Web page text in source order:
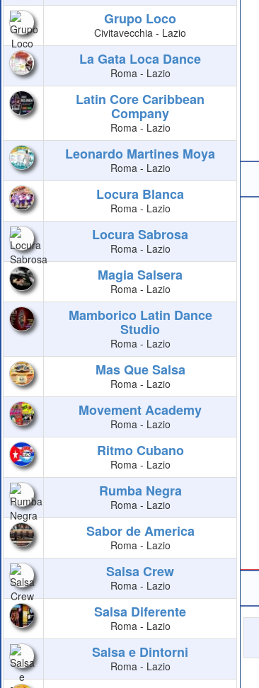
Grupo Loco
Civitavecchia - Lazio
La Gata Loca Dance
Roma - Lazio
Latin Core Caribbean
Company
Roma - Lazio
Leonardo Martines Moya
Roma - Lazio
Locura Blanca
Roma - Lazio
Locura Sabrosa
Roma - Lazio
Magia Salsera
Roma - Lazio
Mamborico Latin Dance
Studio
Roma - Lazio
Mas Que Salsa
Roma - Lazio
Movement Academy
Roma - Lazio
Ritmo Cubano
Roma - Lazio
Rumba Negra
Roma - Lazio
Sabor de America
Roma - Lazio
Salsa Crew
Roma - Lazio
Salsa Diferente
Roma - Lazio
Salsa e Dintorni
Roma - Lazio